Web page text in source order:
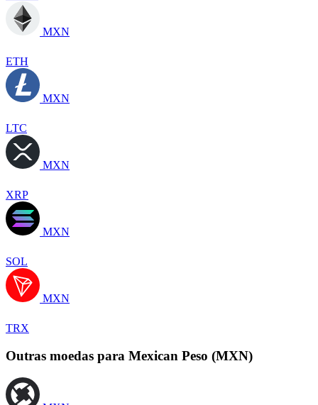
MXN
ETH
MXN
LTC
MXN
XRP
MXN
SOL
MXN
TRX
Outras moedas para Mexican Peso (MXN)